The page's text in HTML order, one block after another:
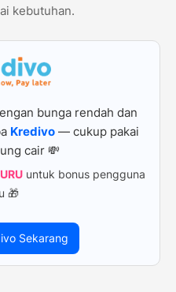
kebutuhan.
bunga rendah dan
Kredivo — cukup pakai
cair 💸
untuk bonus pengguna
🎁
Sekarang